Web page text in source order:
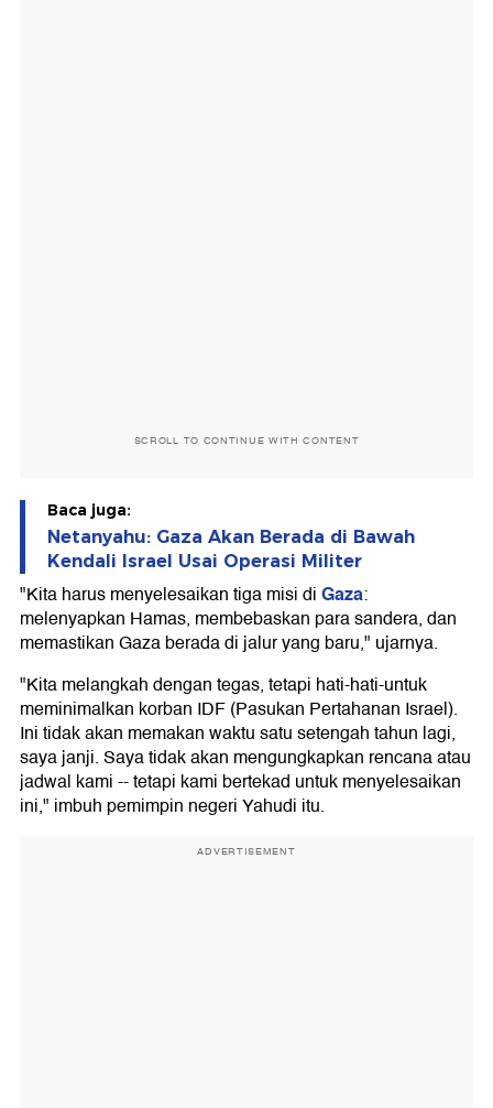
SCROLL TO CONTINUE WITH CONTENT
Baca juga:
Netanyahu: Gaza Akan Berada di Bawah
Kendali Israel Usai Operasi Militer
"Kita harus menyelesaikan tiga misi diGaza:
melenyapkan Hamas, membebaskan para sandera, dan
memastikan Gaza berada di jalur yang baru," ujarnya.
"Kita melangkah dengan tegas, tetapi hati-hati-untuk
meminimalkan korban IDF (Pasukan Pertahanan Israel).
Ini tidak akan memakan waktu satu setengah tahun lagi,
saya janji. Saya tidak akan mengungkapkan rencana atau
jadwal kami -- tetapi kami bertekad untuk menyelesaikan
ini," imbuh pemimpin negeri Yahudi itu.
ADVERTISEMENT